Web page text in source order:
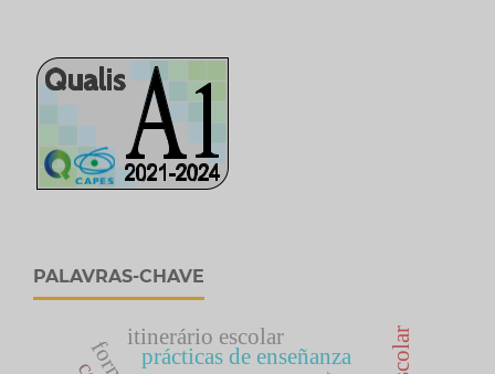
PALAVRAS-CHAVE
prácticas de enseñanza
itinerário escolar